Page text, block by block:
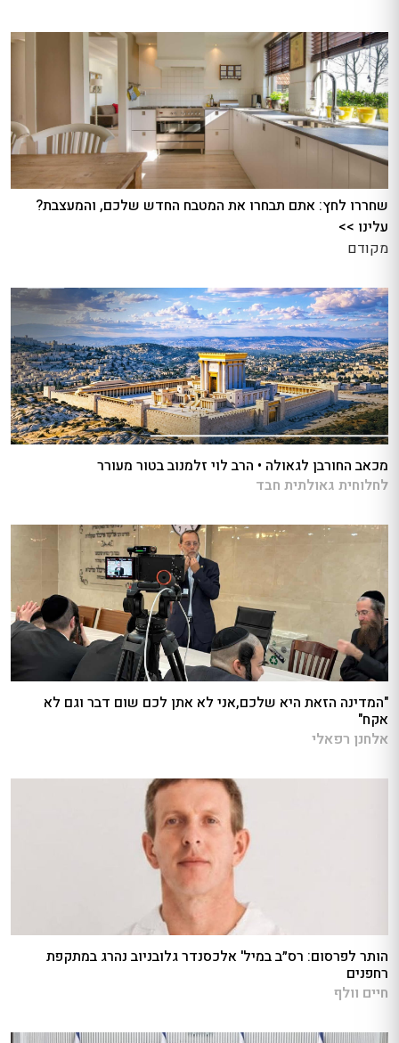
שחררו לחץ: אתם תבחרו את המטבח החדש שלכם, והמעצבת?
עלינו >>
מקודם
מכאב החורבן לגאולה • הרב לוי זלמנוב בטור מעורר
לחלוחית גאולתית חבד
"המדינה הזאת היא שלכם,אני לא אתן לכם שום דבר וגם לא
אקח"
אלחנן רפאלי
הותר לפרסום: רס״ב במיל' אלכסנדר גלובניוב נהרג במתקפת
רחפנים
חיים וולף